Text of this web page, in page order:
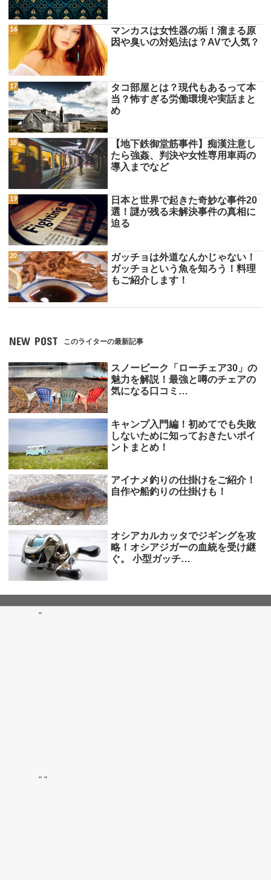
マンカスは女性器の垢！溜まる原
因や臭いの対処法は？AVで人気？
タコ部屋とは？現代もあるって本
当？怖すぎる労働環境や実話まと
め
【地下鉄御堂筋事件】痴漢注意し
たら強姦、判決や女性専用車両の
導入までなど
日本と世界で起きた奇妙な事件20
選！謎が残る未解決事件の真相に
迫る
ガッチョは外道なんかじゃない！
ガッチョという魚を知ろう！料理
もご紹介します！
NEW POST このライターの最新記事
スノーピーク「ローチェア30」の
魅力を解説！最強と噂のチェアの
気になる口コミ…
キャンプ入門編！初めてでも失敗
しないために知っておきたいポイ
ントまとめ！
アイナメ釣りの仕掛けをご紹介！
自作や船釣りの仕掛けも！
オシアカルカッタでジギングを攻
略！オシアジガーの血統を受け継
ぐ。 小型ガッチ…
"
" "